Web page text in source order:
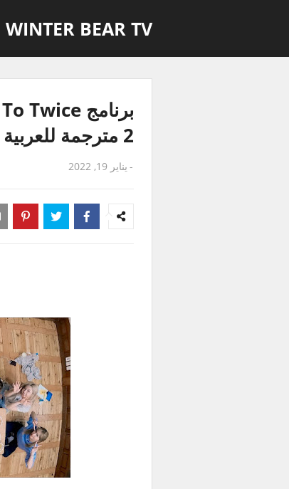
WINTER BEAR TV
2 مترجمة للعربية
- يناير 19, 2022